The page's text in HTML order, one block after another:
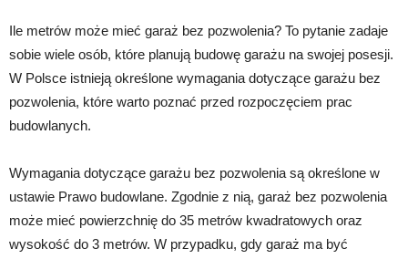
Ile metrów może mieć garaż bez pozwolenia? To pytanie zadaje
sobie wiele osób, które planują budowę garażu na swojej posesji.
W Polsce istnieją określone wymagania dotyczące garażu bez
pozwolenia, które warto poznać przed rozpoczęciem prac
budowlanych.
Wymagania dotyczące garażu bez pozwolenia są określone w
ustawie Prawo budowlane. Zgodnie z nią, garaż bez pozwolenia
może mieć powierzchnię do 35 metrów kwadratowych oraz
wysokość do 3 metrów. W przypadku, gdy garaż ma być